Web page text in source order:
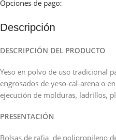
Opciones de pago:
Descripción
DESCRIPCIÓN DEL PRODUCTO
Yeso en polvo de uso tradicional
engrosados de yeso-cal-arena o
ejecución de molduras, ladrillos,
PRESENTACIÓN
Bolsas de rafia de polipropileno